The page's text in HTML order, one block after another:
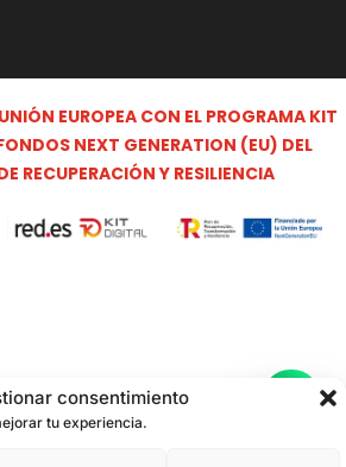
consentimiento
tu experiencia.
EUROPEA CON EL PROGRAMA KIT
NEXT GENERATION (EU) DEL
RECUPERACIÓN Y RESILIENCIA